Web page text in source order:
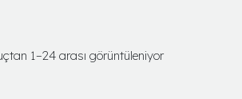
1–24 arası görüntüleniyor